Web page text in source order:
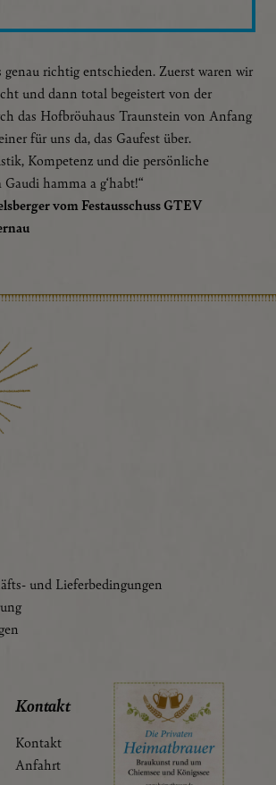
genau richtig entschieden. Zuerst waren wir
und dann total begeistert von der
das Hofbröuhaus Traunstein von Anfang
für uns da, das Gaufest über.
Kompetenz und die persönliche
hamma a g‘habt!“
vom Festausschuss GTEV
und Lieferbedingungen
Kontakt
Kontakt
Anfahrt